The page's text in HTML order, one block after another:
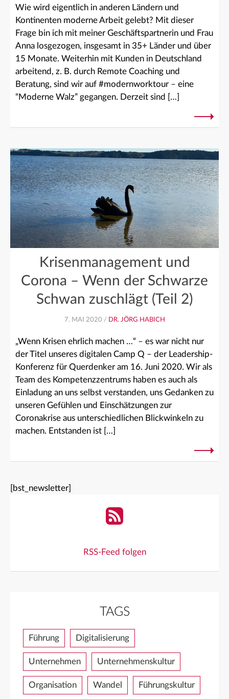
Wie wird eigentlich in anderen Ländern und
Kontinenten moderne Arbeit gelebt? Mit dieser
Frage bin ich mit meiner Geschäftspartnerin und Frau
Anna losgezogen, insgesamt in 35+ Länder und über
15 Monate. Weiterhin mit Kunden in Deutschland
arbeitend, z. B. durch Remote Coaching und
Beratung, sind wir auf #modernworktour – eine
“Moderne Walz” gegangen. Derzeit sind […]
Krisenmanagement und
Corona – Wenn der Schwarze
Schwan zuschlägt (Teil 2)
7. MAI 2020 / DR. JÖRG HABICH
„Wenn Krisen ehrlich machen …“ – es war nicht nur
der Titel unseres digitalen Camp Q – der Leadership-
Konferenz für Querdenker am 16. Juni 2020. Wir als
Team des Kompetenzzentrums haben es auch als
Einladung an uns selbst verstanden, uns Gedanken zu
unseren Gefühlen und Einschätzungen zur
Coronakrise aus unterschiedlichen Blickwinkeln zu
machen. Entstanden ist […]
[bst_newsletter]
RSS-Feed folgen
TAGS
Führung Digitalisierung
Unternehmen Unternehmenskultur
Organisation Wandel Führungskultur